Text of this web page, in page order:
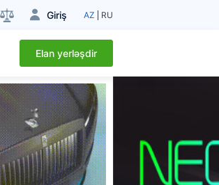
Giriş AZ RU
Elan yerləşdir